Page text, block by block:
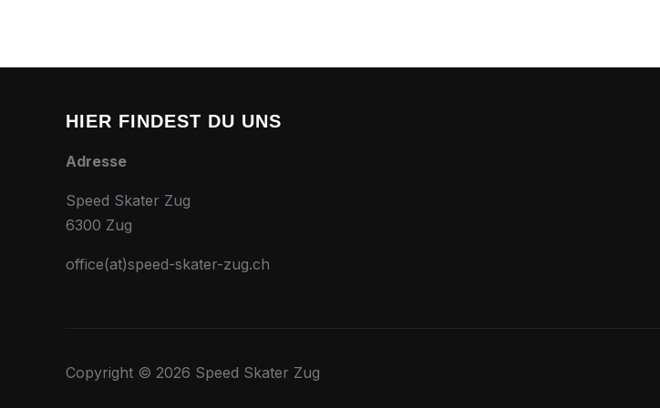
HIER FINDEST DU UNS
Adresse
Speed Skater Zug
6300 Zug
office(at)speed-skater-zug.ch
Copyright © 2026 Speed Skater Zug